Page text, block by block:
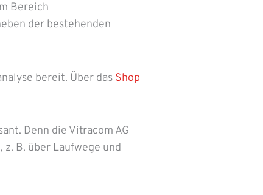
Bereich
der bestehenden
bereit. Über das Shop
Denn die Vitracom AG
B. über Laufwege und